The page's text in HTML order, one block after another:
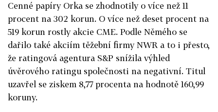
Cenné papíry Orka se zhodnotily o více než 11
procent na 302 korun. O více než deset procent na
519 korun rostly akcie CME. Podle Němého se
dařilo také akciím těžební firmy NWR a to i přesto,
že ratingová agentura S&P snížila výhled
úvěrového ratingu společnosti na negativní. Titul
uzavřel se ziskem 8,77 procenta na hodnotě 160,99
koruny.